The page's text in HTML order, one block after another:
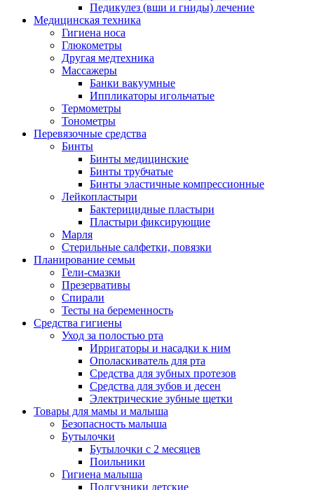
Педикулез (вши и гниды) лечение
Медицинская техника
Гигиена носа
Глюкометры
Другая медтехника
Массажеры
Банки вакуумные
Иппликаторы игольчатые
Термометры
Тонометры
Перевязочные средства
Бинты
Бинты медицинские
Бинты трубчатые
Бинты эластичные компрессионные
Лейкопластыри
Бактерицидные пластыри
Пластыри фиксирующие
Марля
Стерильные салфетки, повязки
Планирование семьи
Гели-смазки
Презервативы
Спирали
Тесты на беременность
Средства гигиены
Уход за полостью рта
Ирригаторы и насадки к ним
Ополаскиватель для рта
Средства для зубных протезов
Средства для зубов и десен
Электрические зубные щетки
Товары для мамы и малыша
Безопасность малыша
Бутылочки
Бутылочки с 2 месяцев
Поильники
Гигиена малыша
Подгузники детские